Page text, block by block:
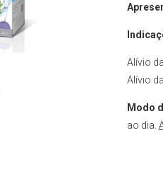
Alívio
Alívio
Modo
ao dia.